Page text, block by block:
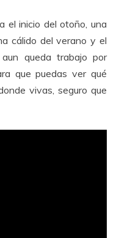
el inicio del otoño, una
cálido del verano y el
queda trabajo por
que puedas ver qué
vivas, seguro que